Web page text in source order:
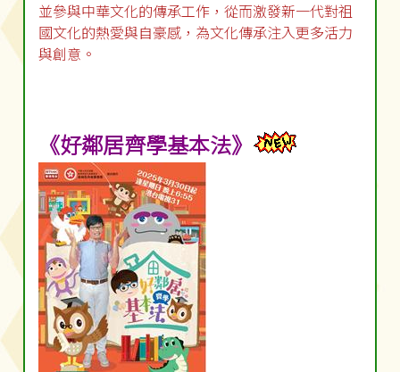
並參與中華文化的傳承工作，從而激發新一代對祖
國文化的熱愛與自豪感，為文化傳承注入更多活力
與創意。
《好鄰居齊學基本法》